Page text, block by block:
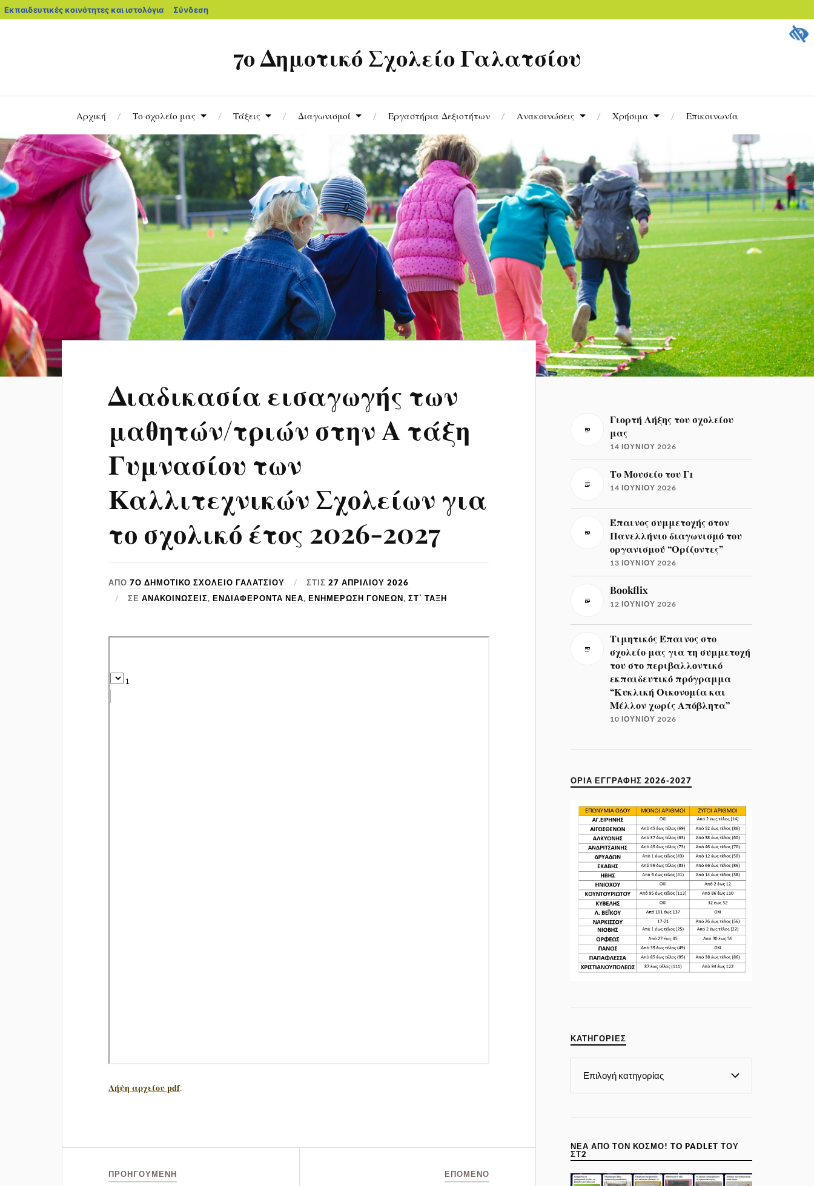
Εκπαιδευτικές κοινότητες και ιστολόγια Σύνδεση
7ο Δημοτικό Σχολείο Γαλατσίου
Αρχική Το σχολείο μας Τάξεις Διαγωνισμοί Εργαστήρια Δεξιοτήτων Ανακοινώσεις Χρήσιμα Επικοινωνία
Διαδικασία εισαγωγής των
μαθητών/τριών στην Α τάξη
Γυμνασίου των
Καλλιτεχνικών Σχολείων για
το σχολικό έτος 2026-2027
ΑΠΌ7Ο ΔΗΜΟΤΙΚΟ ΣΧΟΛΕΙΟ ΓΑΛΑΤΣΙΟΥ ΣΤΙΣ27 ΑΠΡΙΛΊΟΥ 2026
ΣΕΑΝΑΚΟΙΝΏΣΕΙΣ,ΕΝΔΙΑΦΈΡΟΝΤΑ ΝΈΑ,ΕΝΗΜΈΡΩΣΗ ΓΟΝΈΩΝ,ΣΤ΄ ΤΆΞΗ
Λήψη αρχείου pdf.
ΠΡΟΗΓΟΎΜΕΝΗ ΕΠΌΜΕΝΟ
Γιορτή Λήξης του σχολείου
μας
14 ΙΟΥΝΊΟΥ 2026
Το Μουσείο του Γ1
14 ΙΟΥΝΊΟΥ 2026
Έπαινος συμμετοχής στον
Πανελλήνιο διαγωνισμό του
οργανισμού “Ορίζοντες”
13 ΙΟΥΝΊΟΥ 2026
Bookflix
12 ΙΟΥΝΊΟΥ 2026
Τιμητικός Έπαινος στο
σχολείο μας για τη συμμετοχή
του στο περιβαλλοντικό
εκπαιδευτικό πρόγραμμα
“Κυκλική Οικονομία και
Μέλλον χωρίς Απόβλητα”
10 ΙΟΥΝΊΟΥ 2026
ΌΡΙΑ ΕΓΓΡΑΦΉΣ 2026-2027
ΚΑΤΗΓΟΡΊΕΣ
ΝΈΑ ΑΠΌ ΤΟΝ ΚΌΣΜΟ! TO PADLET ΤΟΥ
ΣΤ2